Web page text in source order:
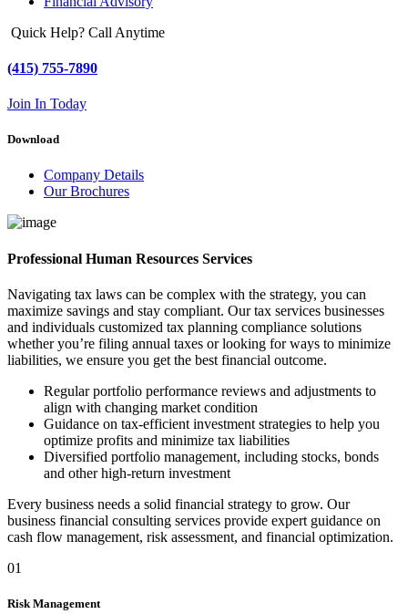
Quick Help? Call Anytime
(415) 755-7890
Join In Today
Download
Company Details
Our Brochures
Professional Human Resources Services
Navigating tax laws can be complex with the strategy, you can
maximize savings and stay compliant. Our tax services businesses
and individuals customized tax planning compliance solutions
whether you’re filing annual taxes or looking for ways to minimize
liabilities, we ensure you get the best financial outcome.
Regular portfolio performance reviews and adjustments to
align with changing market condition
Guidance on tax-efficient investment strategies to help you
optimize profits and minimize tax liabilities
Diversified portfolio management, including stocks, bonds
and other high-return investment
Every business needs a solid financial strategy to grow. Our
business financial consulting services provide expert guidance on
cash flow management, risk assessment, and financial optimization.
01
Risk Management